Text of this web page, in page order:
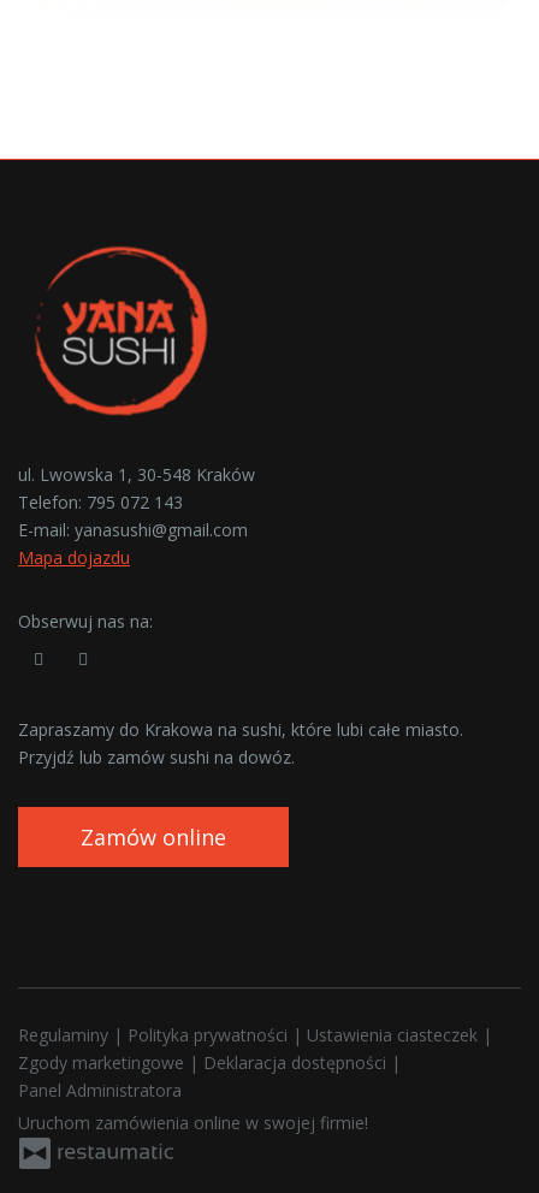
ul. Lwowska 1, 30-548 Kraków
Telefon: 795 072 143
E-mail: yanasushi@gmail.com
Mapa dojazdu
Obserwuj nas na:
Zapraszamy do Krakowa na sushi, które lubi całe miasto.
Przyjdź lub zamów sushi na dowóz.
Zamów online
Regulaminy | Polityka prywatności | Ustawienia ciasteczek |
Zgody marketingowe | Deklaracja dostępności |
Panel Administratora
Uruchom zamówienia online w swojej firmie!